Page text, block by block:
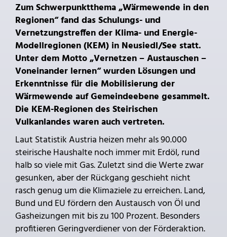
Zum Schwerpunktthema „Wärmewende in den
Regionen“ fand das Schulungs- und
Vernetzungstreffen der Klima- und Energie-
Modellregionen (KEM) in Neusiedl/See statt.
Unter dem Motto „Vernetzen – Austauschen –
Voneinander lernen“ wurden Lösungen und
Erkenntnisse für die Mobilisierung der
Wärmewende auf Gemeindeebene gesammelt.
Die KEM-Regionen des Steirischen
Vulkanlandes waren auch vertreten.
Laut Statistik Austria heizen mehr als 90.000
steirische Haushalte noch immer mit Erdöl, rund
halb so viele mit Gas. Zuletzt sind die Werte zwar
gesunken, aber der Rückgang geschieht nicht
rasch genug um die Klimaziele zu erreichen. Land,
Bund und EU fördern den Austausch von Öl und
Gasheizungen mit bis zu 100 Prozent. Besonders
profitieren Geringverdiener von der Förderaktion.